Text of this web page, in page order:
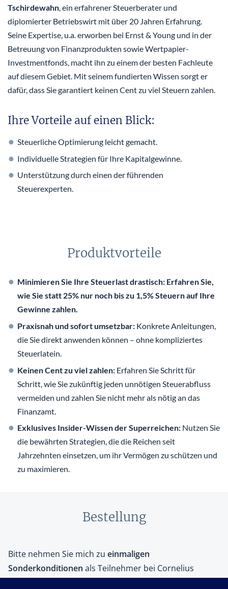
Tschirdewahn, ein erfahrener Steuerberater und
diplomierter Betriebswirt mit über 20 Jahren Erfahrung.
Seine Expertise, u.a. erworben bei Ernst & Young und in der
Betreuung von Finanzprodukten sowie Wertpapier-
Investmentfonds, macht ihn zu einem der besten Fachleute
auf diesem Gebiet. Mit seinem fundierten Wissen sorgt er
dafür, dass Sie garantiert keinen Cent zu viel Steuern zahlen.
Ihre Vorteile auf einen Blick:
Steuerliche Optimierung leicht gemacht.
Individuelle Strategien für Ihre Kapitalgewinne.
Unterstützung durch einen der führenden
Steuerexperten.
Produktvorteile
Minimieren Sie Ihre Steuerlast drastisch: Erfahren Sie,
wie Sie statt 25% nur noch bis zu 1,5% Steuern auf Ihre
Gewinne zahlen.
Praxisnah und sofort umsetzbar: Konkrete Anleitungen,
die Sie direkt anwenden können – ohne kompliziertes
Steuerlatein.
Keinen Cent zu viel zahlen: Erfahren Sie Schritt für
Schritt, wie Sie zukünftig jeden unnötigen Steuerabfluss
vermeiden und zahlen Sie nicht mehr als nötig an das
Finanzamt.
Exklusives Insider-Wissen der Superreichen: Nutzen Sie
die bewährten Strategien, die die Reichen seit
Jahrzehnten einsetzen, um ihr Vermögen zu schützen und
zu maximieren.
Bestellung